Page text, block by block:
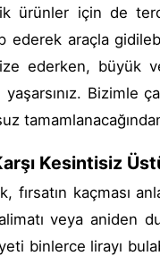
ürünler için de
ederek araçla
ederken, büyük
Bizimle
Kesintisiz
fırsatın kaçması
veya aniden
binlerce lirayı